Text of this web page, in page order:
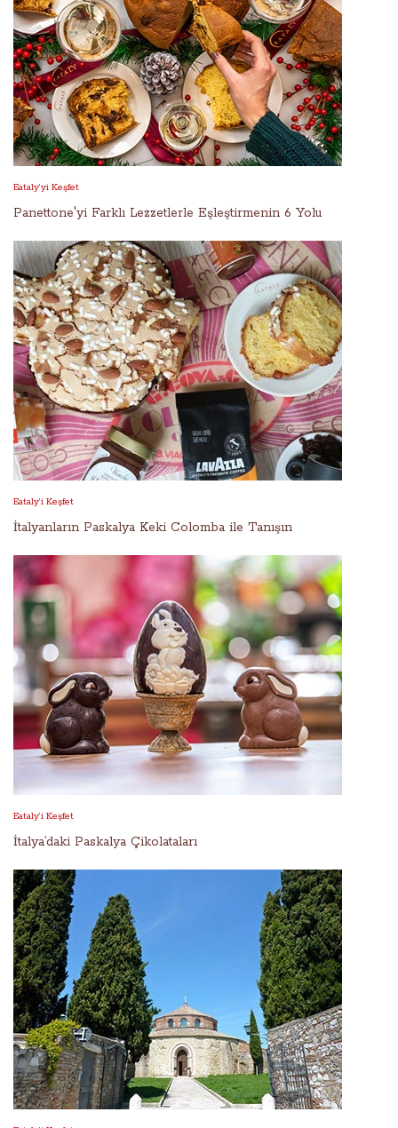
Eataly’yi Keşfet
Panettone'yi Farklı Lezzetlerle Eşleştirmenin 6 Yolu
Eataly’i Keşfet
İtalyanların Paskalya Keki Colomba ile Tanışın
Eataly’i Keşfet
İtalya’daki Paskalya Çikolataları